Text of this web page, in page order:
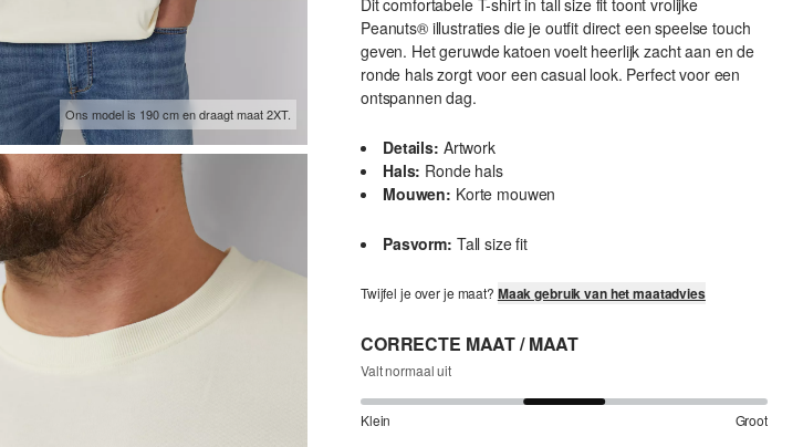
Ons model is 190 cm en draagt maat 2XT.
Dit comfortabele T-shirt in tall size fit toont vrolijke
Peanuts® illustraties die je outfit direct een speelse touch
geven. Het geruwde katoen voelt heerlijk zacht aan en de
ronde hals zorgt voor een casual look. Perfect voor een
ontspannen dag.
Details: Artwork
Hals: Ronde hals
Mouwen: Korte mouwen
Pasvorm: Tall size fit
Twijfel je over je maat? Maak gebruik van het maatadvies
CORRECTE MAAT / MAAT
Valt normaal uit
Klein Groot